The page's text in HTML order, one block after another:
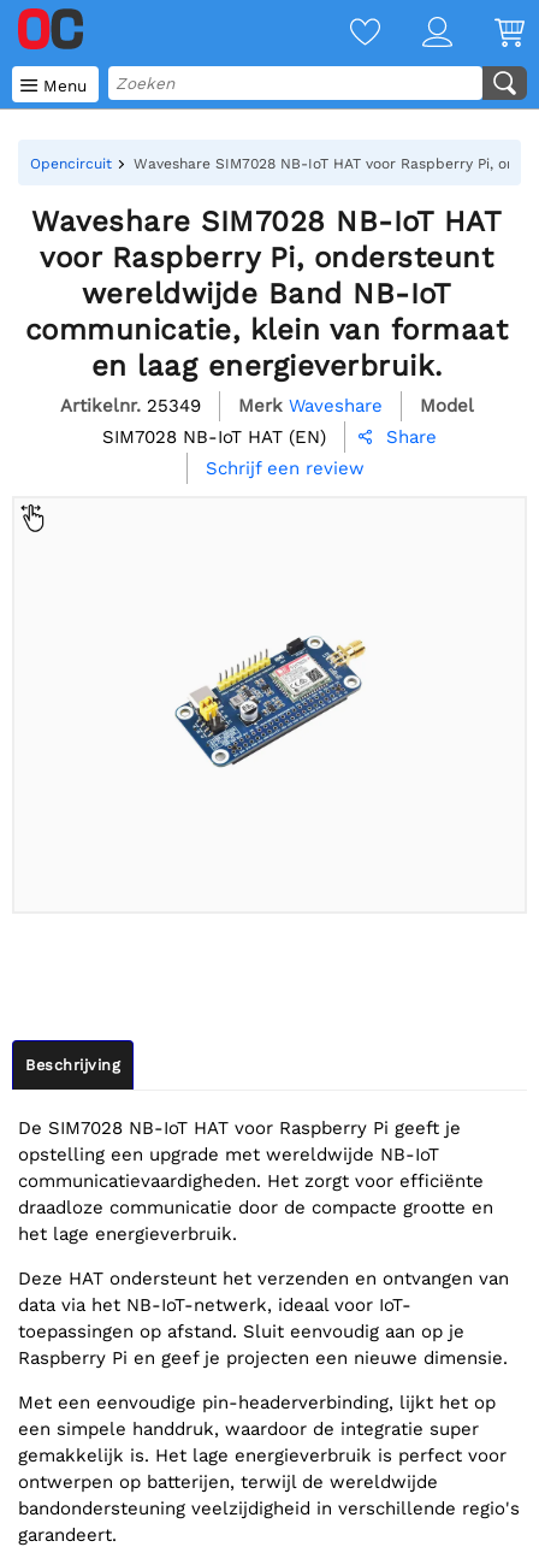
 Menu
Opencircuit Waveshare SIM7028 NB-IoT HAT voor Raspberry Pi,
Waveshare SIM7028 NB-IoT HAT
voor Raspberry Pi, ondersteunt
wereldwijde Band NB-IoT
communicatie, klein van formaat
en laag energieverbruik.
Artikelnr. 25349 Merk Waveshare
Model
SIM7028 NB-IoT HAT (EN)

Share
Schrijf een review
Beschrijving
De SIM7028 NB-IoT HAT voor Raspberry Pi geeft je
opstelling een upgrade met wereldwijde NB-IoT
communicatievaardigheden. Het zorgt voor efficiënte
draadloze communicatie door de compacte grootte en
het lage energieverbruik.
Deze HAT ondersteunt het verzenden en ontvangen van
data via het NB-IoT-netwerk, ideaal voor IoT-
toepassingen op afstand. Sluit eenvoudig aan op je
Raspberry Pi en geef je projecten een nieuwe dimensie.
Met een eenvoudige pin-headerverbinding, lijkt het op
een simpele handdruk, waardoor de integratie super
gemakkelijk is. Het lage energieverbruik is perfect voor
ontwerpen op batterijen, terwijl de wereldwijde
bandondersteuning veelzijdigheid in verschillende regio's
garandeert.